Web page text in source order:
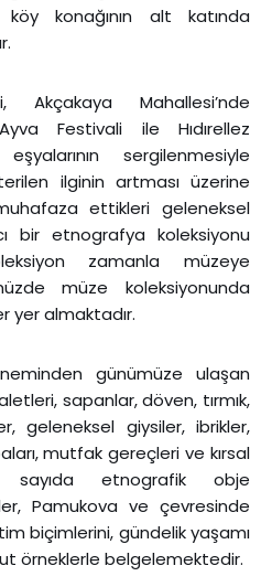
konağının alt katında
Akçakaya Mahallesi’nde
Festivali ile Hıdırellez
sergilenmesiyle
ilginin artması üzerine
ettikleri geleneksel
bir etnografya koleksiyonu
zamanla müzeye
müze koleksiyonunda
yer almaktadır.
günümüze ulaşan
sapanlar, döven, tırmık,
geleneksel giysiler, ibrikler,
mutfak gereçleri ve kırsal
sayıda etnografik obje
Pamukova ve çevresinde
biçimlerini, gündelik yaşamı
örneklerle belgelemektedir.